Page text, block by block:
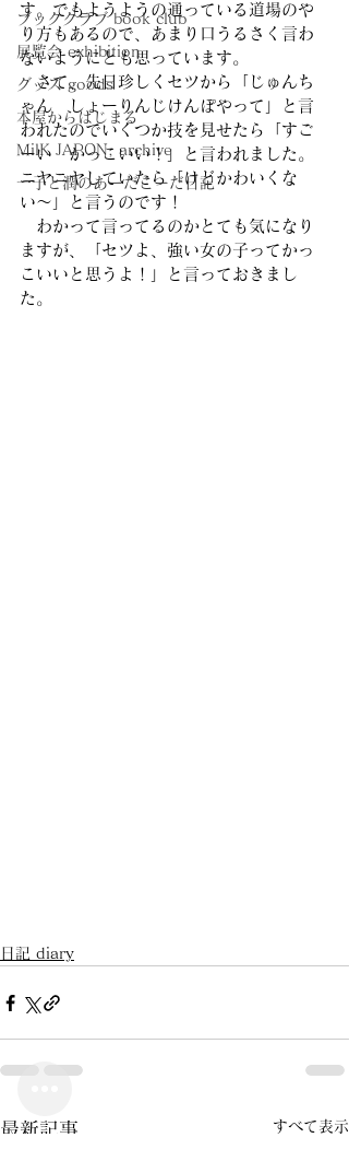
ブッククラブ book club
展覧会 exhibition
グッズ goods
本屋からはじまる
MilK JAPON, archive
一子と潤のあーだこーだ日記
す。でもようようの通っている道場のや
り方もあるので、あまり口うるさく言わ
ないようにとも思っています。
さて、先日珍しくセツから「じゅんち
ゃん　しょーりんじけんぽやって」と言
われたのでいくつか技を見せたら「すご
ーい　かっこいい！」と言われました。
ニヤニヤしていたら「けどかわいくな
い〜」と言うのです！
わかって言ってるのかとても気になり
ますが、「セツよ、強い女の子ってかっ
こいいと思うよ！」と言っておきまし
た。
日記 diary
最新記事 すべて表示